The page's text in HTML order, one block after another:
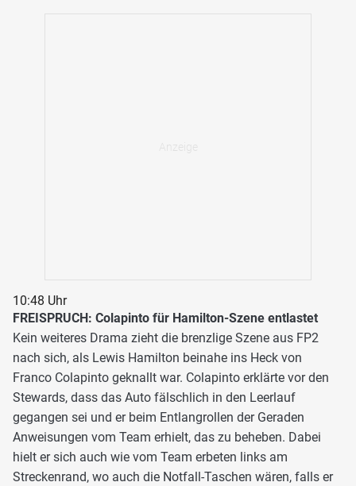
10:48 Uhr
FREISPRUCH: Colapinto für Hamilton-Szene entlastet
Kein weiteres Drama zieht die brenzlige Szene aus FP2
nach sich, als Lewis Hamilton beinahe ins Heck von
Franco Colapinto geknallt war. Colapinto erklärte vor den
Stewards, dass das Auto fälschlich in den Leerlauf
gegangen sei und er beim Entlangrollen der Geraden
Anweisungen vom Team erhielt, das zu beheben. Dabei
hielt er sich auch wie vom Team erbeten links am
Streckenrand, wo auch die Notfall-Taschen wären, falls er